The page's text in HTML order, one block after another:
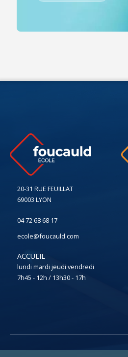
20-31 RUE FEUILLAT
69003 LYON
04 72 68 68 17
ecole@foucauld.com
ACCUEIL
lundi mardi jeudi vendredi
7h45 - 12h / 13h30 - 17h